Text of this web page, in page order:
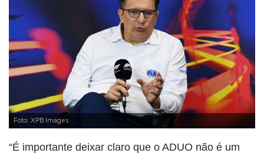
Foto: XPB Images
“É importante deixar claro que o ADUO não é um